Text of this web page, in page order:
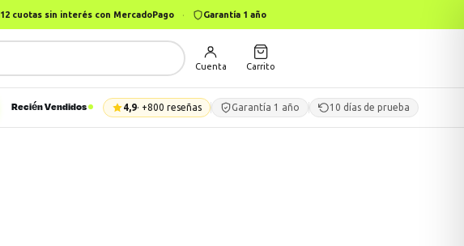
12 cuotas sin interés con MercadoPago · Garantía 1 año
Cuenta Carrito
Recién Vendidos 4,9· +800 reseñas Garantía 1 año 10 días de prueba